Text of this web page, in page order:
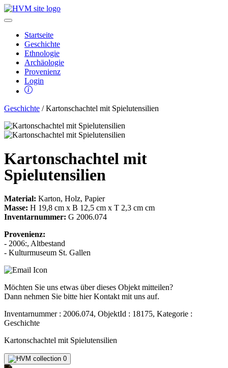
Startseite
Geschichte
Ethnologie
Archäologie
Provenienz
Login
Geschichte / Kartonschachtel mit Spielutensilien
Kartonschachtel mit
Spielutensilien
Material: Karton, Holz, Papier
Masse: H 19,8 cm x B 12,5 cm x T 2,3 cm cm
Inventarnummer: G 2006.074
Provenienz:
- 2006:, Altbestand
- Kulturmuseum St. Gallen
Möchten Sie uns etwas über dieses Objekt mitteilen?
Dann nehmen Sie bitte hier Kontakt mit uns auf.
Inventarnummer : 2006.074, ObjektId : 18175, Kategorie :
Geschichte
Kartonschachtel mit Spielutensilien
0